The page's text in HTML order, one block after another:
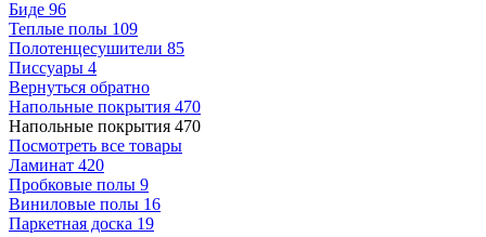
Биде 96
Теплые полы 109
Полотенцесушители 85
Писсуары 4
Вернуться обратно
Напольные покрытия 470
Напольные покрытия 470
Посмотреть все товары
Ламинат 420
Пробковые полы 9
Виниловые полы 16
Паркетная доска 19